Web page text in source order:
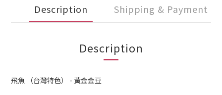
Description Shipping & Payment
Description
飛魚 （台灣特色） - 黃金金豆